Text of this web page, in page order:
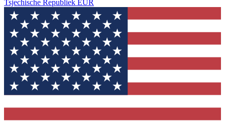
Tsjechische Republiek EUR